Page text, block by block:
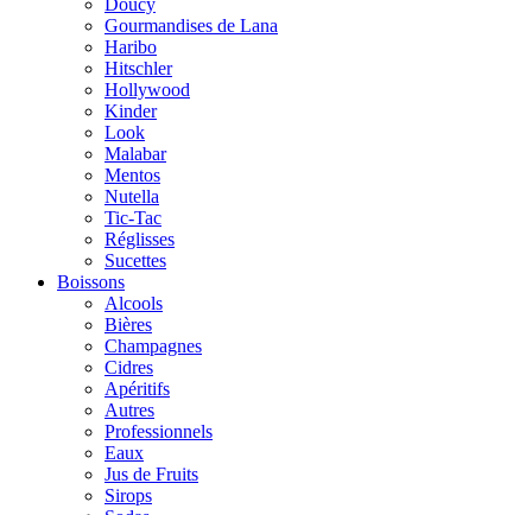
Doucy
Gourmandises de Lana
Haribo
Hitschler
Hollywood
Kinder
Look
Malabar
Mentos
Nutella
Tic-Tac
Réglisses
Sucettes
Boissons
Alcools
Bières
Champagnes
Cidres
Apéritifs
Autres
Professionnels
Eaux
Jus de Fruits
Sirops